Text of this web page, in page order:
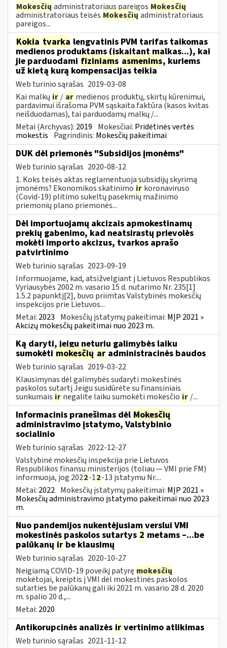
Mokesčių administratoriaus pareigos Mokesčių
administratoriaus teisės Mokesčių administratoriaus
pareigos...
Kokia tvarka lengvatinis PVM tarifas taikomas
medienos produktams (įskaitant malkas...), kai
jie parduodami fiziniams asmenims, kuriems
už kietą kurą kompensacijas teikia
Web turinio sąrašas 2019-03-08
Kai malkų ir / ar medienos produktų, skirtų kūrenimui,
pardavimui išrašoma PVM sąskaita faktūra (kasos kvitas
neišduodamas), tai parduodamų malkų /...
Metai (Archyvas): 2019 Mokesčiai: Pridėtinės vertės
mokestis Pagrindinis: Mokesčių pakeitimai
DUK dėl priemonės "Subsidijos įmonėms"
Web turinio sąrašas 2020-08-12
1. Koks teisės aktas reglamentuoja subsidijų skyrimą
įmonėms? Ekonomikos skatinimo ir koronaviruso
(Covid-19) plitimo sukeltų pasekmių mažinimo
priemonių plano priemonės...
Dėl importuojamų akcizais apmokestinamų
prekių gabenimo, kad neatsirastų prievolės
mokėti importo akcizus, tvarkos aprašo
patvirtinimo
Web turinio sąrašas 2023-09-19
Informuojame, kad, atsižvelgiant į Lietuvos Respublikos
Vyriausybės 2002 m. vasario 15 d. nutarimo Nr. 235[1]
1.5.2 papunktį[2], buvo priimtas Valstybinės mokesčių
inspekcijos prie Lietuvos...
Metai: 2023 Mokesčių įstatymų pakeitimai: MĮP 2021 »
Akcizų mokesčių pakeitimai nuo 2023 m.
Ką daryti, jeigu neturiu galimybės laiku
sumokėti mokesčių ar administracinės baudos
Web turinio sąrašas 2019-03-22
Klausimynas dėl galimybės sudaryti mokestinės
paskolos sutartį Jeigu susidūrėte su finansiniais
sunkumais ir negalite laiku sumokėti mokesčio ir /...
Informacinis pranešimas dėl Mokesčių
administravimo įstatymo, Valstybinio
socialinio
Web turinio sąrašas 2022-12-27
Valstybinė mokesčių inspekcija prie Lietuvos
Respublikos finansų ministerijos (toliau — VMI prie FM)
informuoja, jog 2022-12-13 įstatymu Nr....
Metai: 2022 Mokesčių įstatymų pakeitimai: MĮP 2021 »
Mokesčių administravimo įstatymo pakeitimai nuo 2023
m.
Nuo pandemijos nukentėjusiam verslui VMI
mokestinės paskolos sutartys 2 metams –...be
palūkanų ir be klausimų
Web turinio sąrašas 2020-10-27
Neigiamą COVID-19 poveikį patyrę mokesčių
mokėtojai, kreiptis į VMI dėl mokestinės paskolos
sutarties be palūkanų gali iki 2021 m. vasario 28 d. 2020
m. spalio 20 d.,...
Metai: 2020
Antikorupcinės analizės ir vertinimo atlikimas
Web turinio sąrašas 2021-11-12